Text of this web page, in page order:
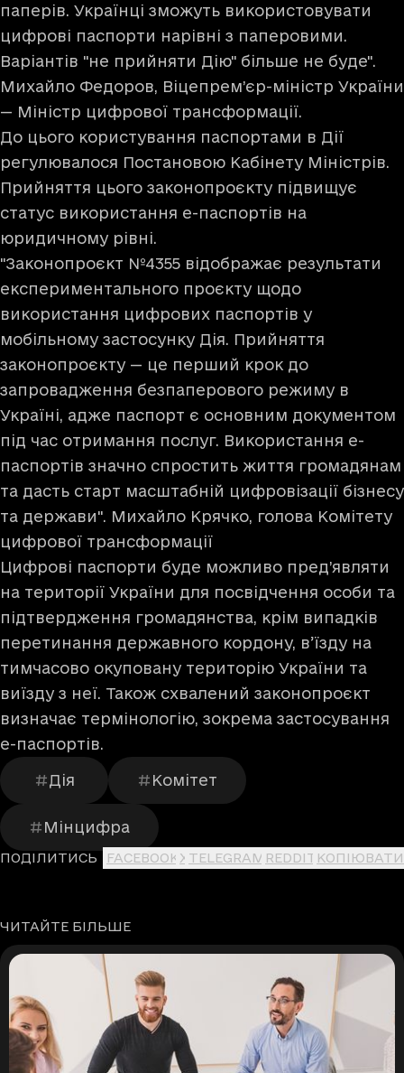
паперів. Українці зможуть використовувати
цифрові паспорти нарівні з паперовими.
Варіантів "не прийняти Дію" більше не буде".
Михайло Федоров, Віцепрем’єр-міністр України
— Міністр цифрової трансформації.
До цього користування паспортами в Дії
регулювалося Постановою Кабінету Міністрів.
Прийняття цього законопроєкту підвищує
статус використання е-паспортів на
юридичному рівні.
"Законопроєкт №4355 відображає результати
експериментального проєкту щодо
використання цифрових паспортів у
мобільному застосунку Дія. Прийняття
законопроєкту — це перший крок до
запровадження безпаперового режиму в
Україні, адже паспорт є основним документом
під час отримання послуг. Використання е-
паспортів значно спростить життя громадянам
та дасть старт масштабній цифровізації бізнесу
та держави". Михайло Крячко, голова Комітету
цифрової трансформації
Цифрові паспорти буде можливо пред’являти
на території України для посвідчення особи та
підтвердження громадянства, крім випадків
перетинання державного кордону, в’їзду на
тимчасово окуповану територію України та
виїзду з неї. Також схвалений законопроєкт
визначає термінологію, зокрема застосування
е-паспортів.
Дія Комітет
Мінцифра
ПОДІЛИТИСЬ FACEBOOK X TELEGRAM REDDIT КОПІЮВАТИ
ЧИТАЙТЕ БІЛЬШЕ